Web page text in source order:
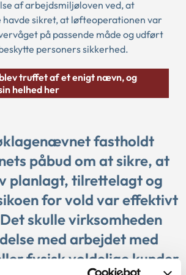
af arbejdsmiljøloven ved, at
havde sikret, at løfteoperationen var
på passende måde og udført
personers sikkerhed.
truffet af et enigt nævn, og
helhed her
fastholdt
påbud om at sikre, at
planlagt, tilrettelagt og
for vold var effektivt
skulle virksomheden
med arbejdet med
fysisk voldelige kunder